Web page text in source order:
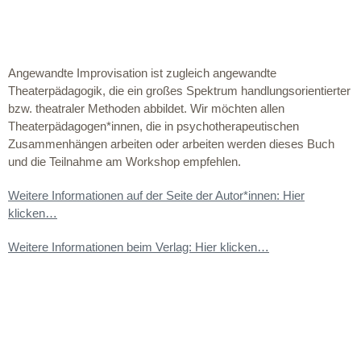
Angewandte Improvisation ist zugleich angewandte
Theaterpädagogik, die ein großes Spektrum handlungsorientierter
bzw. theatraler Methoden abbildet. Wir möchten allen
Theaterpädagogen*innen, die in psychotherapeutischen
Zusammenhängen arbeiten oder arbeiten werden dieses Buch
und die Teilnahme am Workshop empfehlen.
Weitere Informationen auf der Seite der Autor*innen: Hier
klicken…
Weitere Informationen beim Verlag: Hier klicken…